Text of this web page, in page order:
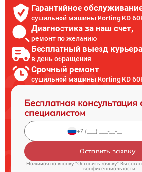
Гарантийное
сушильной машины Korting KD
Диагностика за наш счет,
ремонт по желанию
Бесплатный выезд курьера
в день обращения
Срочный ремонт
сушильной машины Korting KD
Бесплатная консультация
специалистом
Оставить заявку
Нажимая на кнопку "Оставить заявку" Вы
конфиденциальности